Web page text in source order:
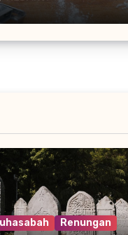
Renungan